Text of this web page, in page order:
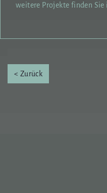
weitere Projekte finden
< Zurück